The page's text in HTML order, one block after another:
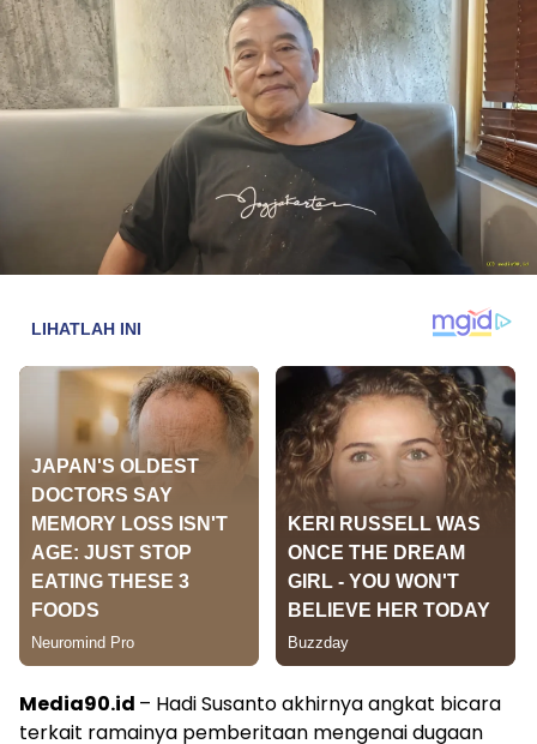
Media90.id – Hadi Susanto akhirnya angkat bicara
terkait ramainya pemberitaan mengenai dugaan